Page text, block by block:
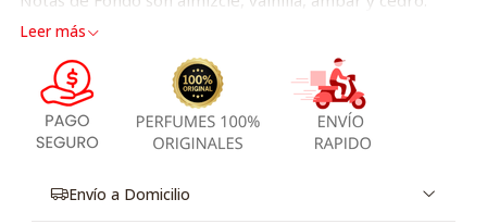
Leer más
Envío a Domicilio